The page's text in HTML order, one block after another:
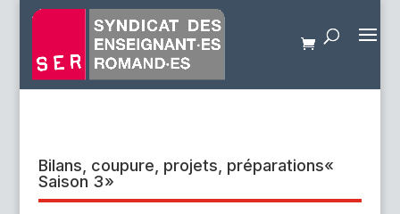
Bilans, coupure, projets, préparations«
Saison 3 »